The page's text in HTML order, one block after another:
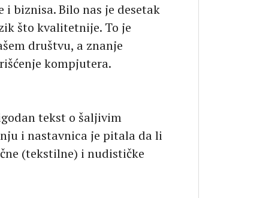
biznisa. Bilo nas je desetak
što kvalitetnije. To je
društvu, a znanje
kompjutera.
tekst o šaljivim
i nastavnica je pitala da li
(tekstilne) i nudističke